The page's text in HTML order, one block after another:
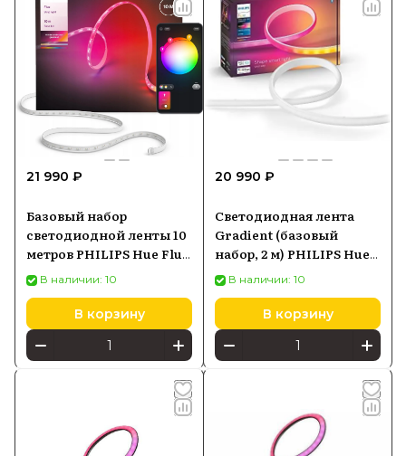
21 990 ₽
Базовый набор
светодиодной ленты 10
метров PHILIPS Hue Flux
Strip Light 929004610802
В наличии: 10
В корзину
20 990 ₽
Светодиодная лента
Gradient (базовый
набор, 2 м) PHILIPS Hue
White and Color
Ambiance 8719514339965
В наличии: 10
В корзину